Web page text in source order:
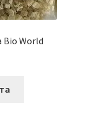
Bio World